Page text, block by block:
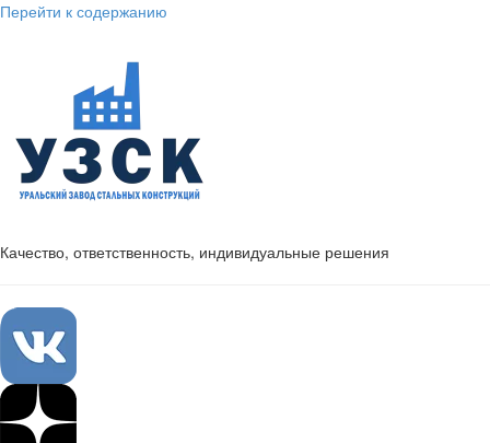
Перейти к содержанию
Качество, ответственность, индивидуальные решения